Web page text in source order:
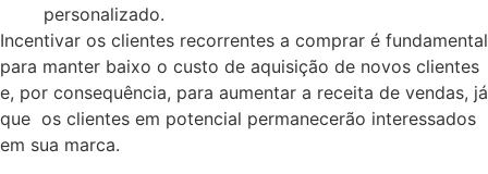
personalizado.
Incentivar os clientes recorrentes a comprar é fundamental
para manter baixo o custo de aquisição de novos clientes
e, por consequência, para aumentar a receita de vendas, já
que os clientes em potencial permanecerão interessados
em sua marca.